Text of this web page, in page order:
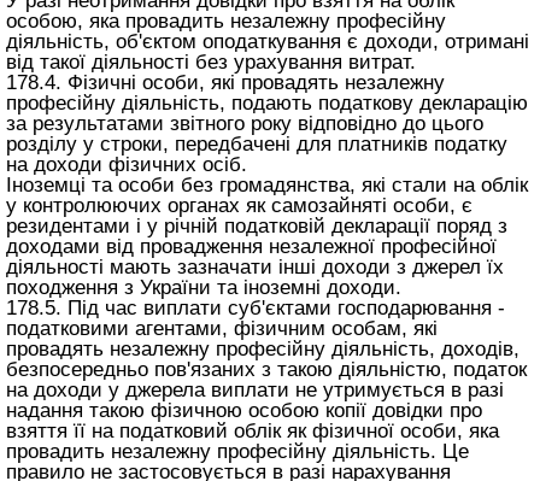
особою, яка провадить незалежну професійну
діяльність, об'єктом оподаткування є доходи, отримані
від такої діяльності без урахування витрат.
178.4. Фізичні особи, які провадять незалежну
професійну діяльність, подають податкову декларацію
за результатами звітного року відповідно до цього
розділу у строки, передбачені для платників податку
на доходи фізичних осіб.
Іноземці та особи без громадянства, які стали на облік
у контролюючих органах як самозайняті особи, є
резидентами і у річній податковій декларації поряд з
доходами від провадження незалежної професійної
діяльності мають зазначати інші доходи з джерел їх
походження з України та іноземні доходи.
178.5. Під час виплати суб'єктами господарювання -
податковими агентами, фізичним особам, які
провадять незалежну професійну діяльність, доходів,
безпосередньо пов'язаних з такою діяльністю, податок
на доходи у джерела виплати не утримується в разі
надання такою фізичною особою копії довідки про
взяття її на податковий облік як фізичної особи, яка
провадить незалежну професійну діяльність. Це
правило не застосовується в разі нарахування